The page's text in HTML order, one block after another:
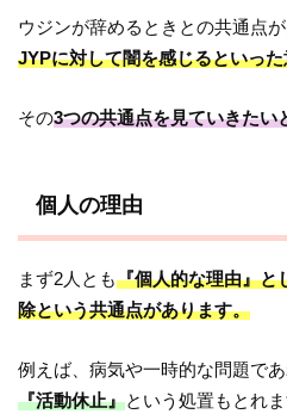
ウジンが辞めるときとの共通点が
JYPに対して闇を感じるといっ
その3つの共通点を見ていきたい
個人の理由
まず2人とも『個人的な理由』と
除という共通点があります。
例えば、病気や一時的な問題で
『活動休止』という処置もとれ